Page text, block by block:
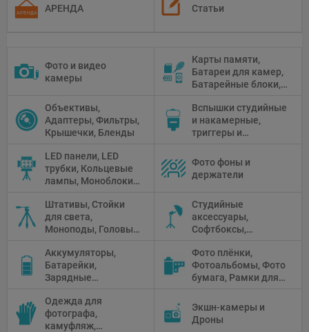
АРЕНДА Статьи
Фото и видео
камеры
Карты памяти,
Батареи для камер,
Батарейные блоки,
Объективы,
Адаптеры, Фильтры,
Крышечки, Бленды
Вспышки студийные
и накамерные,
триггеры и
LED панели, LED
трубки, Кольцевые
лампы, Моноблоки,
Флуоресцентное и
галогенное
освещение
Фото фоны и
держатели
Штативы, Стойки
для света,
Моноподы, Головы
Студийные
аксессуары,
Софтбоксы,
Рефлекторы,
Отражатели,
Предметные
Аккумуляторы,
Батарейки,
Зарядные
питания, Солнечные
панели
Фото плёнки,
Фотоальбомы, Фото
бумага, Рамки для
камеры
Одежда для
фотографа,
камуфляж,
Экшн-камеры и
Дроны